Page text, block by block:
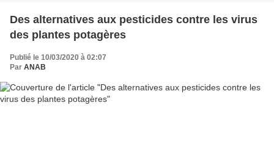
Des alternatives aux pesticides contre les virus
des plantes potagères
Publié le 10/03/2020 à 02:07
Par ANAB